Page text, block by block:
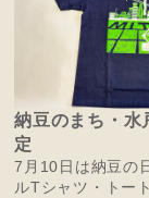
納豆のまち・
定
7月10日は納豆の
ルTシャツ・トー